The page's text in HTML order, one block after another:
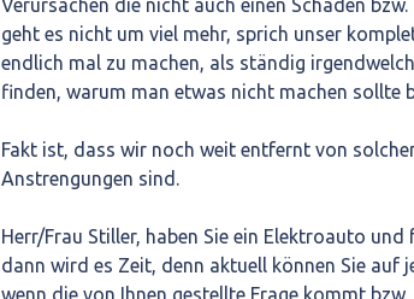
Verursachen die nicht auch einen Schaden
geht es nicht um viel mehr, sprich unser
endlich mal zu machen, als ständig
finden, warum man etwas nicht machen sollte
Fakt ist, dass wir noch weit entfernt von
Anstrengungen sind.
Herr/Frau Stiller, haben Sie ein Elektroauto und
dann wird es Zeit, denn aktuell können Sie auf
wenn die von Ihnen gestellte Frage kommt